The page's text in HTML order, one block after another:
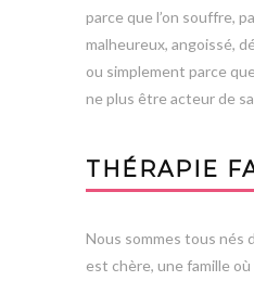
parce que l’on souffre,
malheureux, angoissé,
ou simplement parce
ne plus être acteur de
THÉRAPIE
Nous sommes tous nés
est chère, une famille